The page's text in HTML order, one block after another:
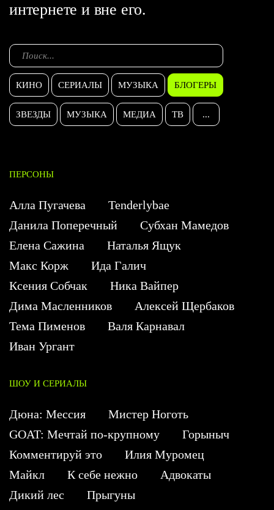
интернете и вне его.
КИНО СЕРИАЛЫ МУЗЫКА БЛОГЕРЫ
ЗВЕЗДЫ МУЗЫКА МЕДИА ТВ ...
ПЕРСОНЫ
Алла Пугачева
Tenderlybae
Данила Поперечный
Субхан Мамедов
Елена Сажина
Наталья Ящук
Макс Корж
Ида Галич
Ксения Собчак
Ника Вайпер
Дима Масленников
Алексей Щербаков
Тема Пименов
Валя Карнавал
Иван Ургант
ШОУ И СЕРИАЛЫ
Дюна: Мессия
Мистер Ноготь
GOAT: Мечтай по-крупному
Горыныч
Комментируй это
Илия Муромец
Майкл
К себе нежно
Адвокаты
Дикий лес
Прыгуны